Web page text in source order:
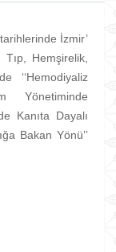
İzmir’
Hemşirelik,
‘‘Hemodiyaliz
Yönetiminde
Kanıta Dayalı
Bakan Yönü’’